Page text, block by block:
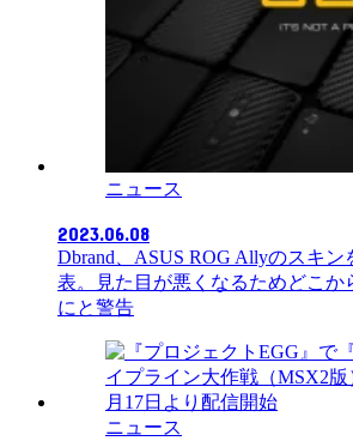
ニュース
2023.06.08
Dbrand、ASUS ROG Allyのスキ
表。見た目が悪くなるためどこか
にと警告
ニュース